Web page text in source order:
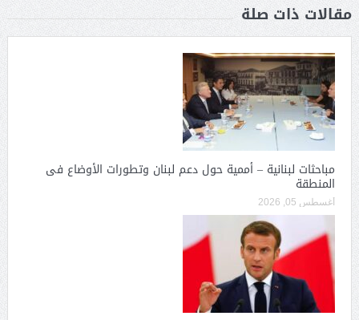
مقالات ذات صلة
مباحثات لبنانية – أممية حول دعم لبنان وتطورات الأوضاع فى
المنطقة
أغسطس 05, 2026